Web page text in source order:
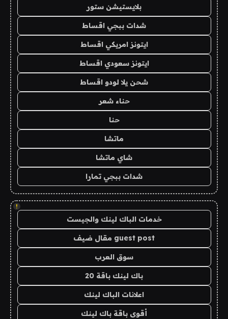
بلايستيشن ستور
شدات ببجي اقساط
ايتونز امريكي اقساط
ايتونز سعودي اقساط
شحن يلا لودو اقساط
حناء شعر
حنا
ماتشا
شاي ماتشا
شدات ببجي تمارا
!
خدمات الباك لينك والجيست
guest post مقال ضيف
سوق العرب
باك لينك باقة 20
اعلانات الباك لينك
أقوى باقة باك لينك